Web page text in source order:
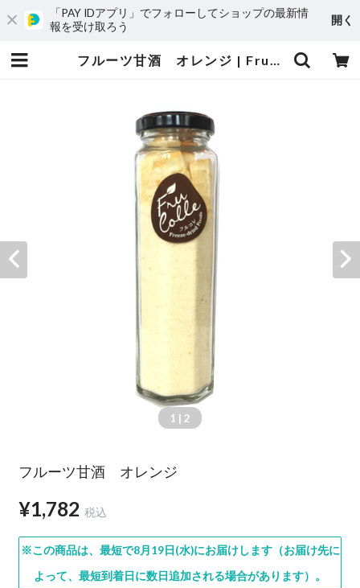
「PAY IDアプリ」でフォローしてショップの最新情
報を受け取ろう
開く
フルーツ甘酒 オレンジ | FruColle（フルコレ）オンラインストア
1 | 2
フルーツ甘酒 オレンジ
¥1,782 税込
※この商品は、最短で8月19日(水)にお届けします（お届け先に
よって、最短到着日に数日追加される場合があります）。